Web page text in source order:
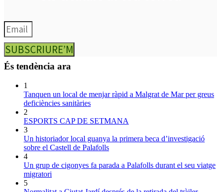
SUBSCRIURE’M
És tendència ara
1
Tanquen un local de menjar ràpid a Malgrat de Mar per greus
deficiències sanitàries
2
ESPORTS CAP DE SETMANA
3
Un historiador local guanya la primera beca d’investigació
sobre el Castell de Palafolls
4
Un grup de cigonyes fa parada a Palafolls durant el seu viatge
migratori
5